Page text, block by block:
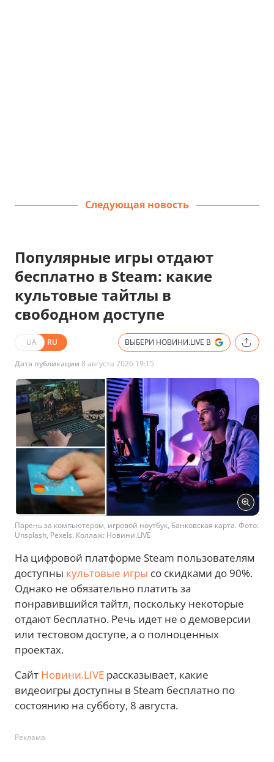
Следующая новость
Популярные игры отдают
бесплатно в Steam: какие
культовые тайтлы в
свободном доступе
UA RU ВЫБЕРИ НОВИНИ.LIVE В
Дата публикации 8 августа 2026 19:15
Парень за компьютером, игровой ноутбук, банковская карта. Фото:
Unsplash, Pexels. Коллаж: Новини.LIVE
На цифровой платформе Steam пользователям
доступны культовые игры со скидками до 90%.
Однако не обязательно платить за
понравившийся тайтл, поскольку некоторые
отдают бесплатно. Речь идет не о демоверсии
или тестовом доступе, а о полноценных
проектах.
Сайт Новини.LIVE рассказывает, какие
видеоигры доступны в Steam бесплатно по
состоянию на субботу, 8 августа.
Реклама